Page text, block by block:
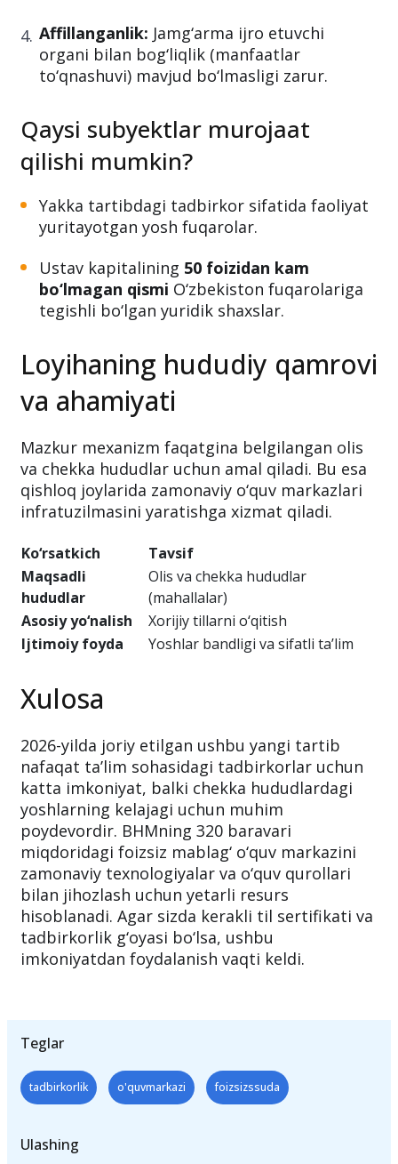
Affillanganlik: Jamg‘arma ijro etuvchi
organi bilan bog‘liqlik (manfaatlar
to‘qnashuvi) mavjud bo‘lmasligi zarur.
Qaysi subyektlar murojaat
qilishi mumkin?
Yakka tartibdagi tadbirkor sifatida faoliyat
yuritayotgan yosh fuqarolar.
Ustav kapitalining 50 foizidan kam
bo‘lmagan qismi O‘zbekiston fuqarolariga
tegishli bo‘lgan yuridik shaxslar.
Loyihaning hududiy qamrovi
va ahamiyati
Mazkur mexanizm faqatgina belgilangan olis
va chekka hududlar uchun amal qiladi. Bu esa
qishloq joylarida zamonaviy o‘quv markazlari
infratuzilmasini yaratishga xizmat qiladi.
Ko‘rsatkich
Tavsif
Maqsadli
hududlar
Olis va chekka hududlar
(mahallalar)
Asosiy yo‘nalish
Xorijiy tillarni o‘qitish
Ijtimoiy foyda
Yoshlar bandligi va sifatli ta’lim
Xulosa
2026-yilda joriy etilgan ushbu yangi tartib
nafaqat ta’lim sohasidagi tadbirkorlar uchun
katta imkoniyat, balki chekka hududlardagi
yoshlarning kelajagi uchun muhim
poydevordir. BHMning 320 baravari
miqdoridagi foizsiz mablag‘ o‘quv markazini
zamonaviy texnologiyalar va o‘quv qurollari
bilan jihozlash uchun yetarli resurs
hisoblanadi. Agar sizda kerakli til sertifikati va
tadbirkorlik g‘oyasi bo‘lsa, ushbu
imkoniyatdan foydalanish vaqti keldi.
Teglar
tadbirkorlik o'quvmarkazi foizsizssuda
Ulashing